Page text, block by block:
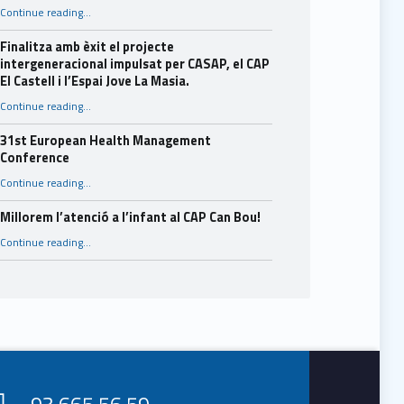
Continue reading…
Finalitza amb èxit el projecte
intergeneracional impulsat per CASAP, el CAP
El Castell i l’Espai Jove La Masia.
Continue reading“Finalitza amb èxit el projecte intergeneracional impulsat per CASAP, el CAP El Castell i l’Espai Jove La Masia.”
…
31st European Health Management
Conference
Continue reading“31st European Health Management Conference”
…
Millorem l’atenció a l’infant al CAP Can Bou!
Continue reading“Millorem l’atenció a l’infant al CAP Can Bou!”
…